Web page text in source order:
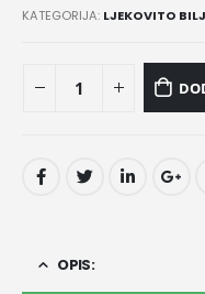
KATEGORIJA: LJEKOVITO
OPIS: